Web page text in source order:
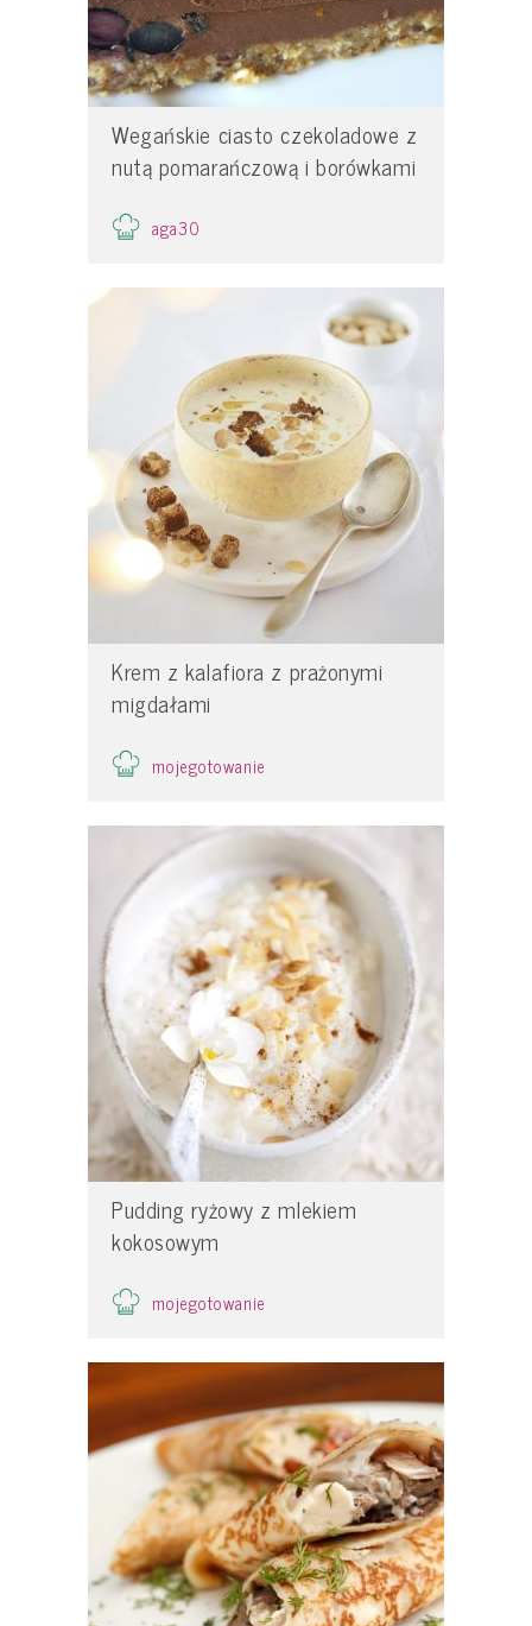
Wegańskie ciasto czekoladowe z
nutą pomarańczową i borówkami
aga30
Krem z kalafiora z prażonymi
migdałami
mojegotowanie
Pudding ryżowy z mlekiem
kokosowym
mojegotowanie